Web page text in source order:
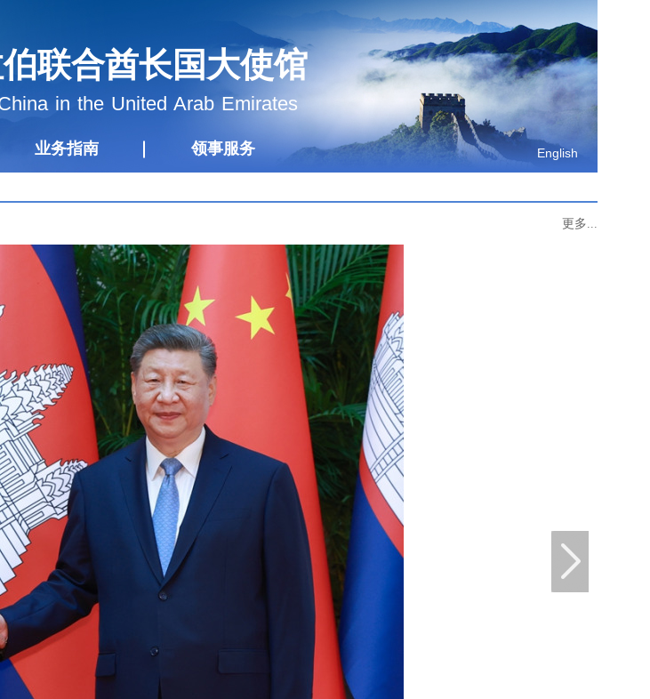
联合酋长国大使馆
in the United Arab Emirates
业务指南 领事服务 English
更多...